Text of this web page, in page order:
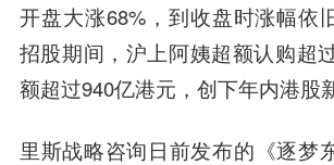
开盘大涨68%，到收盘时涨幅依
招股期间，沪上阿姨超额认购超
额超过940亿港元，创下年内港股
里斯战略咨询日前发布的《逐